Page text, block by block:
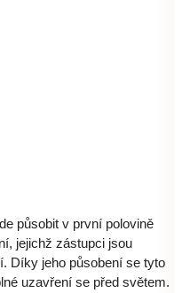
působit v první polovině
jejichž zástupci jsou
Díky jeho působení se tyto
uzavření se před světem.